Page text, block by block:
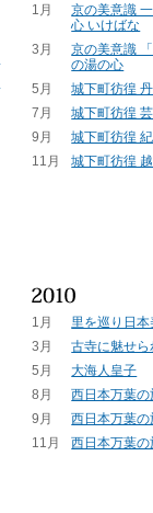
1月
京の美意識
心 いけばな
3月
京の美意識
の湯の心
5月
城下町彷徨
7月
城下町彷徨
9月
城下町彷徨
11月
城下町彷徨
1月
里を巡り日
3月
古寺に魅せ
5月
大海人皇子
8月
西日本万葉
9月
西日本万葉
11月
西日本万葉